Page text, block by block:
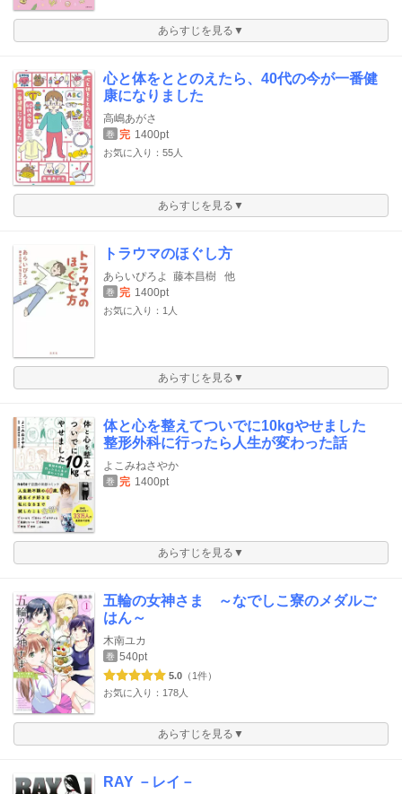
あらすじを見る▼
心と体をととのえたら、40代の今が一番健
康になりました
高嶋あがさ
巻 完 1400pt
お気に入り：55人
あらすじを見る▼
トラウマのほぐし方
あらいぴろよ 藤本昌樹 他
巻 完 1400pt
お気に入り：1人
あらすじを見る▼
体と心を整えてついでに10kgやせました
整形外科に行ったら人生が変わった話
よこみねさやか
巻 完 1400pt
あらすじを見る▼
五輪の女神さま ～なでしこ寮のメダルご
はん～
木南ユカ
巻 540pt
5.0 （1件）
お気に入り：178人
あらすじを見る▼
RAY －レイ－